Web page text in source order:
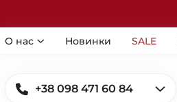
О нас Новинки SALE
+38 098 471 60 84